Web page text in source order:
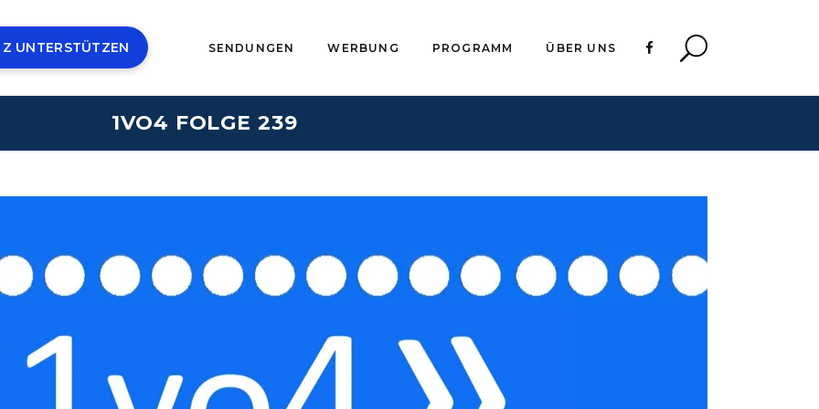
UNTERSTÜTZEN SENDUNGEN WERBUNG PROGRAMM ÜBER UNS
1VO4 FOLGE 239